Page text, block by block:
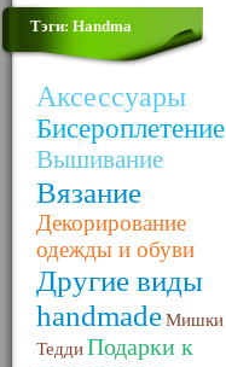
Тэги: Handma
Аксессуары
Бисероплетение
Вышивание
Вязание
Декорирование
одежды и обуви
Другие виды
handmadeМишки
ТеддиПодарки к